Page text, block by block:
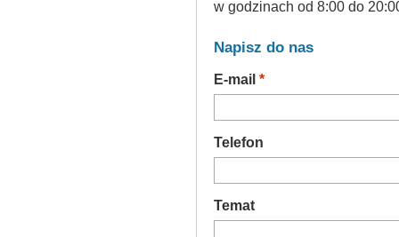
w godzinach od 8:00 do
Napisz do nas
E-mail *(wymagane)
Telefon
Temat